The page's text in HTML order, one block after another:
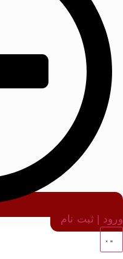
ورود | ثبت نام